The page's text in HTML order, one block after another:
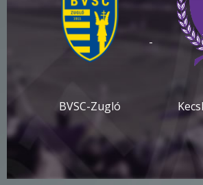
BVSC-Zugló
-